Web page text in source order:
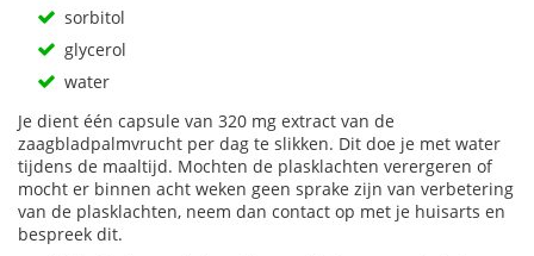
sorbitol
glycerol
water
Je dient één capsule van 320 mg extract van de
zaagbladpalmvrucht per dag te slikken. Dit doe je met water
tijdens de maaltijd. Mochten de plasklachten verergeren of
mocht er binnen acht weken geen sprake zijn van verbetering
van de plasklachten, neem dan contact op met je huisarts en
bespreek dit.